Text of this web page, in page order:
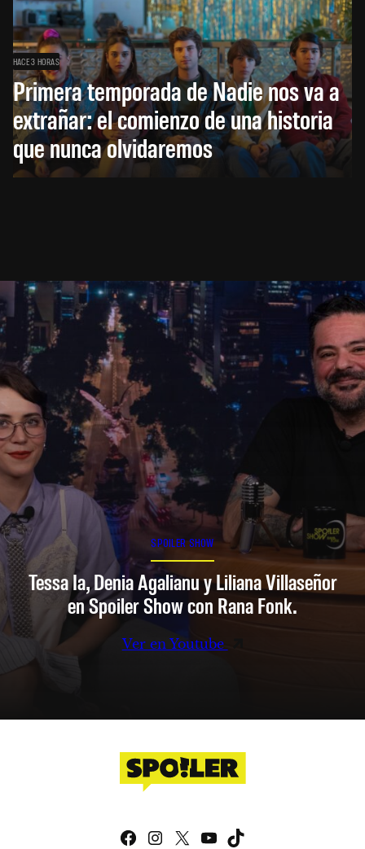
HACE 3 HORAS
Primera temporada de Nadie nos va a
extrañar: el comienzo de una historia
que nunca olvidaremos
SPOILER SHOW
Tessa Ia, Denia Agalianu y Liliana Villaseñor
en Spoiler Show con Rana Fonk.
Ver en Youtube
Facebook
Instagram
X YouTube